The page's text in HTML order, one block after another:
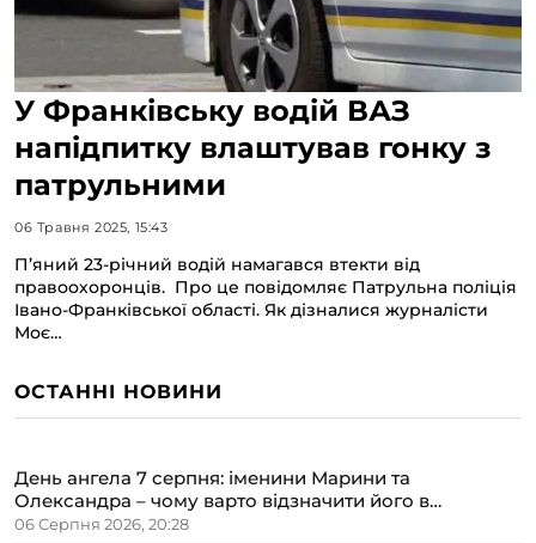
У Франківську водій ВАЗ
напідпитку влаштував гонку з
патрульними
06 Травня 2025, 15:43
П’яний 23-річний водій намагався втекти від
правоохоронців. Про це повідомляє Патрульна поліція
Івано-Франківської області. Як дізналися журналісти
Моє…
ОСТАННІ НОВИНИ
День ангела 7 серпня: іменини Марини та
Олександра – чому варто відзначити його в
сімейному колі
06 Серпня 2026, 20:28